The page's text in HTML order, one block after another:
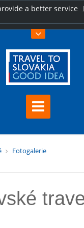
a better service
Fotogalerie